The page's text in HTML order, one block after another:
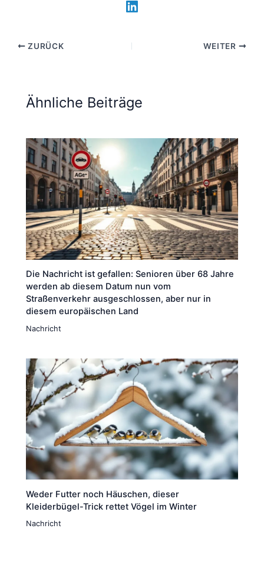
ZURÜCK WEITER
Ähnliche Beiträge
Die Nachricht ist gefallen: Senioren über 68 Jahre
werden ab diesem Datum nun vom
Straßenverkehr ausgeschlossen, aber nur in
diesem europäischen Land
Nachricht
Weder Futter noch Häuschen, dieser
Kleiderbügel-Trick rettet Vögel im Winter
Nachricht